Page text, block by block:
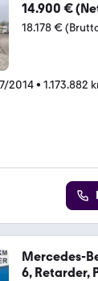
14.900 €
18.178 €
2014• 1.173.882
Mercedes-
6, Retarder,